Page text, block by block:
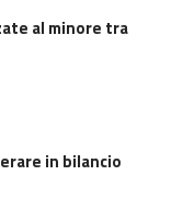
al minore tra
in bilancio